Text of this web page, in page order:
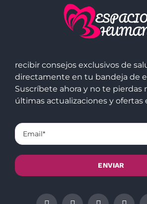
recibir consejos exclusivos de
directamente en tu bandeja de
Suscríbete ahora y no te pierdas
últimas actualizaciones y ofertas